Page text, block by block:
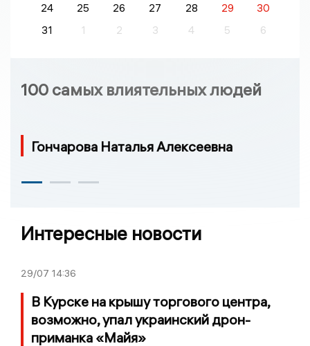
24
25 26 27 28 29
30
31
1 2 3 4 5 6
100 самых влиятельных людей
Гончарова Наталья Алексеевна
Интересные новости
29/07 14:36
В Курске на крышу торгового центра,
возможно, упал украинский дрон-
приманка «Майя»